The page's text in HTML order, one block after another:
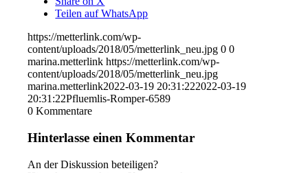
Teilen auf WhatsApp
https://metterlink.com/wp-
content/uploads/2018/05/metterlink_neu.jpg 0 0
marina.metterlink https://metterlink.com/wp-
content/uploads/2018/05/metterlink_neu.jpg
marina.metterlink2022-03-19 20:31:222022-03-19
20:31:22Pfluemlis-Romper-6589
0 Kommentare
Hinterlasse einen Kommentar
An der Diskussion beteiligen?